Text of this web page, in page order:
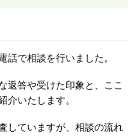
話で相談を行いました。
返答や受けた印象と、ここ
介いたします。
していますが、 相談の流れ